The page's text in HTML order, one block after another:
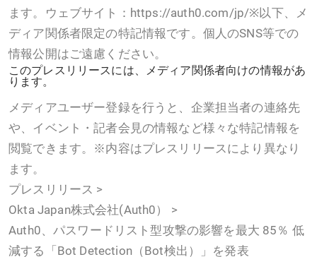
ます。ウェブサイト：https://auth0.com/jp/※以下、メ
ディア関係者限定の特記情報です。個人のSNS等での
情報公開はご遠慮ください。
このプレスリリースには、メディア関係者向けの情報があ
ります。
メディアユーザー登録を行うと、企業担当者の連絡先
や、イベント・記者会見の情報など様々な特記情報を
閲覧できます。※内容はプレスリリースにより異なり
ます。
プレスリリース >
Okta Japan株式会社(Auth0） >
Auth0、パスワードリスト型攻撃の影響を最大 85％ 低
減する「Bot Detection（Bot検出）」を発表